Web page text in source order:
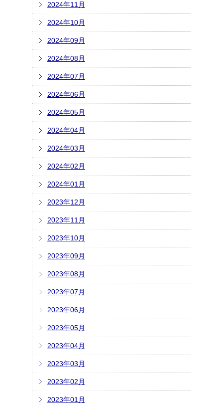
2024年11月
2024年10月
2024年09月
2024年08月
2024年07月
2024年06月
2024年05月
2024年04月
2024年03月
2024年02月
2024年01月
2023年12月
2023年11月
2023年10月
2023年09月
2023年08月
2023年07月
2023年06月
2023年05月
2023年04月
2023年03月
2023年02月
2023年01月